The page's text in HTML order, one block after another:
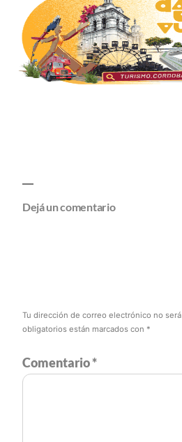
Dejá un comentario
Tu dirección de correo electrónico no
obligatorios están marcados con *
Comentario*